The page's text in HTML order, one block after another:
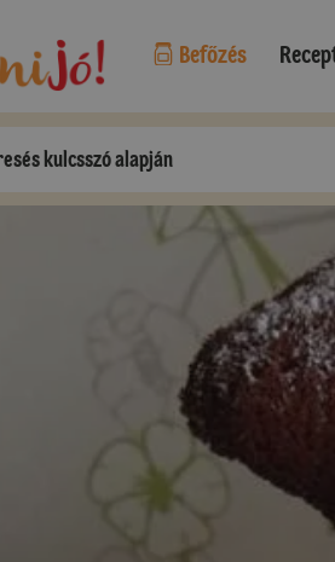
Befőzés